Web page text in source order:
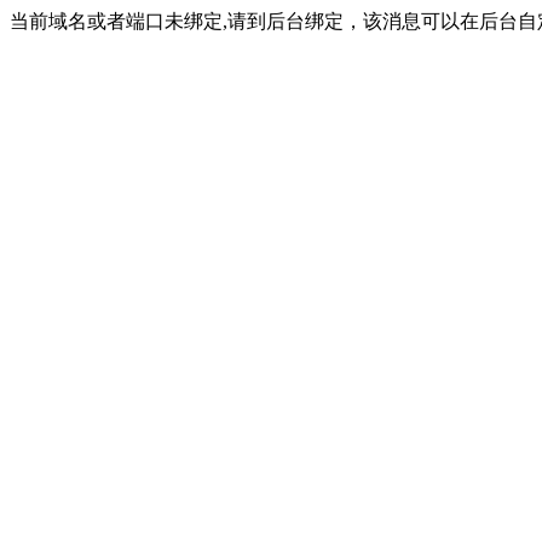
当前域名或者端口未绑定,请到后台绑定，该消息可以在后台自